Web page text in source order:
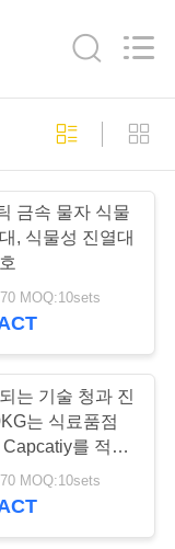
반
13
금속 물자 식물
, 식물성 진열대
MOQ:10sets
는 기술 청과 진
는 식료품점
를 적재
MOQ:10sets